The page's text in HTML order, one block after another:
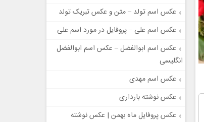
عکس اسم تولد – متن و عکس تبریک تولد
عکس اسم علی – پروفایل در مورد اسم علی
عکس اسم ابوالفضل – عکس اسم ابوالفضل
انگلیسی
عکس اسم مهدی
عکس نوشته بارداری
عکس پروفایل ماه بهمن | عکس نوشته